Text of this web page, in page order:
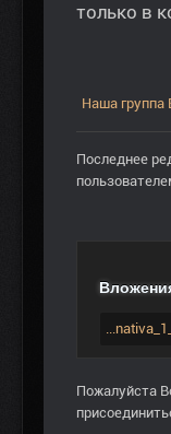
только в
Наша группа
Последнее
Пожалуйста